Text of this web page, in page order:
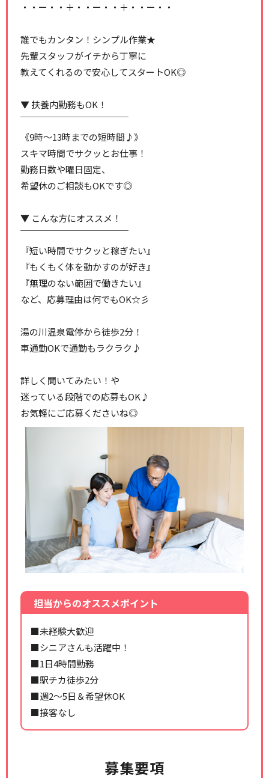
・・ー・・＋・・ー・・＋・・ー・・
誰でもカンタン！シンプル作業★
先輩スタッフがイチから丁寧に
教えてくれるので安心してスタートOK◎
▼ 扶養内勤務もOK！
￣￣￣￣￣￣￣￣￣￣￣￣
《9時～13時までの短時間♪》
スキマ時間でサクッとお仕事！
勤務日数や曜日固定、
希望休のご相談もOKです◎
▼ こんな方にオススメ！
￣￣￣￣￣￣￣￣￣￣￣￣
『短い時間でサクッと稼ぎたい』
『もくもく体を動かすのが好き』
『無理のない範囲で働きたい』
など、応募理由は何でもOK☆彡
湯の川温泉電停から徒歩2分！
車通勤OKで通勤もラクラク♪
詳しく聞いてみたい！や
迷っている段階での応募もOK♪
お気軽にご応募くださいね◎
担当からのオススメポイント
■未経験大歓迎
■シニアさんも活躍中！
■1日4時間勤務
■駅チカ徒歩2分
■週2～5日＆希望休OK
■接客なし
募集要項